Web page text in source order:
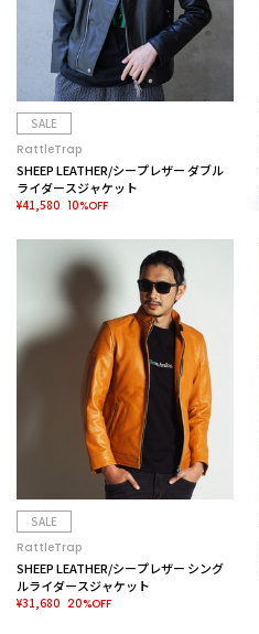
SALE
RattleTrap
SHEEP LEATHER/シープレザー ダブル
ライダースジャケット
¥41,580 10%OFF
SALE
RattleTrap
SHEEP LEATHER/シープレザー シング
ルライダースジャケット
¥31,680 20%OFF